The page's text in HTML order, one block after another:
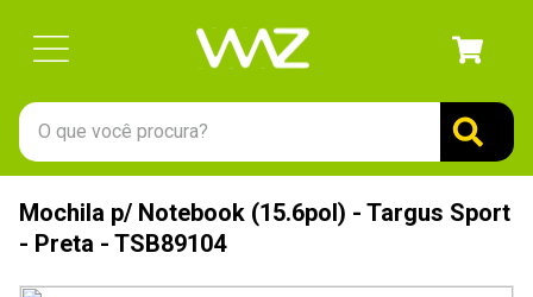
O que você procura?
Mochila p/ Notebook (15.6pol) - Targus Sport
- Preta - TSB89104
1º
gabinete